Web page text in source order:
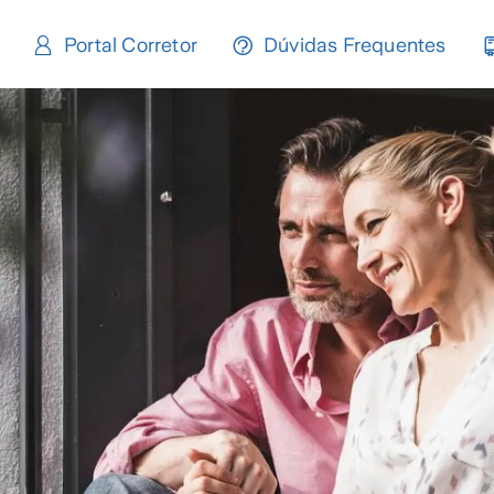
Portal Corretor Dúvidas Frequentes